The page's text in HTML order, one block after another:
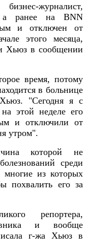
журналист,
а ранее на BNN
и отключен от
этого месяца,
Хьюз в сообщении
время, потому
в больнице
"Сегодня я с
этой неделе его
и отключили от
утром".
которой не
среди
из которых
похвалить его за
репортера,
и вообще
г-жа Хьюз в